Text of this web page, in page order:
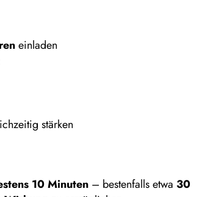
einladen
stärken
10 Minuten – bestenfalls etwa 30